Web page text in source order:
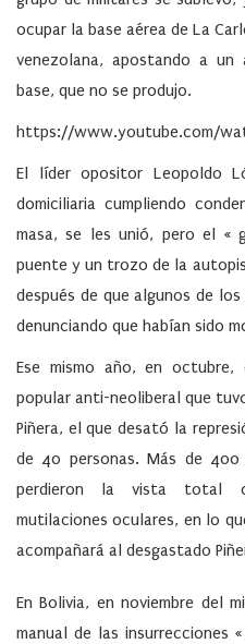
ocupar la base aérea de La
venezolana, apostando a
base, que no se produjo.
https://www.youtube.com/
El líder opositor Leopoldo
domiciliaria cumpliendo
masa, se les unió, pero el «
puente y un trozo de la
después de que algunos de
denunciando que habían sido
Ese mismo año, en
popular anti-neoliberal que
Piñera, el que desató la
de 40 personas. Más de 400
perdieron la vista total
mutilaciones oculares, en lo
acompañará al desgastado
En Bolivia, en noviembre del
manual de las insurrecciones